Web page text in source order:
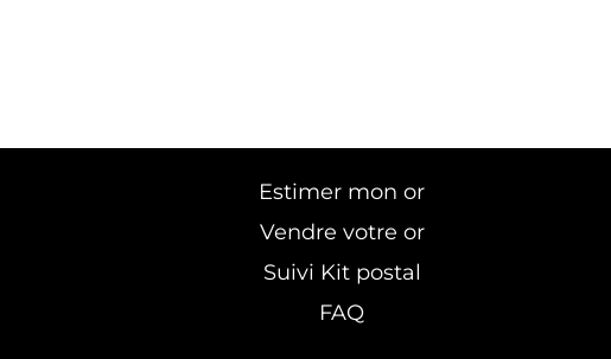
Estimer mon or
Vendre votre or
Suivi Kit postal
FAQ